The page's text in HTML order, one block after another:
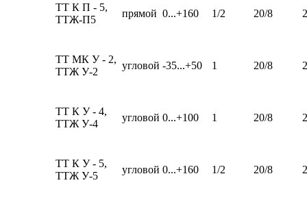
ТТ К П - 5,
ТТЖ-П5
прямой 0...+160 1/2 20/8
ТТ МК У - 2,
ТТЖ У-2
угловой -35...+50 1 20/8
ТТ К У - 4,
ТТЖ У-4
угловой 0...+100 1 20/8
ТТ К У - 5,
ТТЖ У-5
угловой 0...+160 1/2 20/8